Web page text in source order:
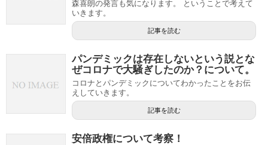
森喜朗の発言も気になります。 ということで考えて
いきます。
記事を読む
パンデミックは存在しないという説とな
ぜコロナで大騒ぎしたのか？について。
コロナとパンデミックについてわかったことをお伝
えしていきます。
記事を読む
安倍政権について考察！